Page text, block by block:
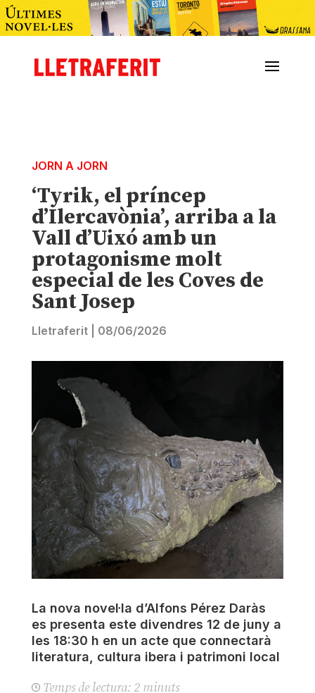
JORN A JORN
‘Tyrik, el príncep
d’Ilercavònia’, arriba a la
Vall d’Uixó amb un
protagonisme molt
especial de les Coves de
Sant Josep
Lletraferit| 08/06/2026
La nova novel·la d’Alfons Pérez Daràs
es presenta este divendres 12 de juny a
les 18:30 h en un acte que connectarà
literatura, cultura ibera i patrimoni local
Temps de lectura: 2 minuts